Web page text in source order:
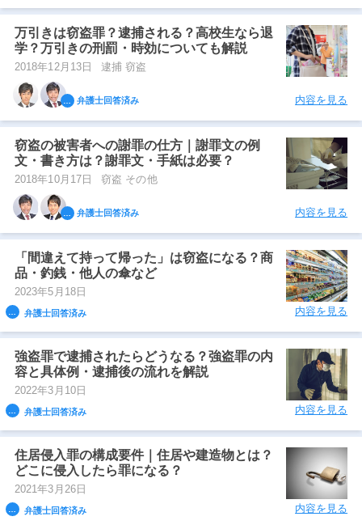
万引きは窃盗罪？逮捕される？高校生なら退
学？万引きの刑罰・時効についても解説
2018年12月13日 逮捕 窃盗
弁護士回答済み 内容を見る
窃盗の被害者への謝罪の仕方｜謝罪文の例
文・書き方は？謝罪文・手紙は必要？
2018年10月17日 窃盗 その他
弁護士回答済み 内容を見る
「間違えて持って帰った」は窃盗になる？商
品・釣銭・他人の傘など
2023年5月18日
弁護士回答済み 内容を見る
強盗罪で逮捕されたらどうなる？強盗罪の内
容と具体例・逮捕後の流れを解説
2022年3月10日
弁護士回答済み 内容を見る
住居侵入罪の構成要件｜住居や建造物とは？
どこに侵入したら罪になる？
2021年3月26日
弁護士回答済み 内容を見る